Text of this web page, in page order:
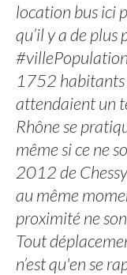
location bus ici
qu’il y a de
1752
attendaient un
Rhône se
même si ce ne
2012 de
au même
proximité ne
Tout
n’est qu'en se